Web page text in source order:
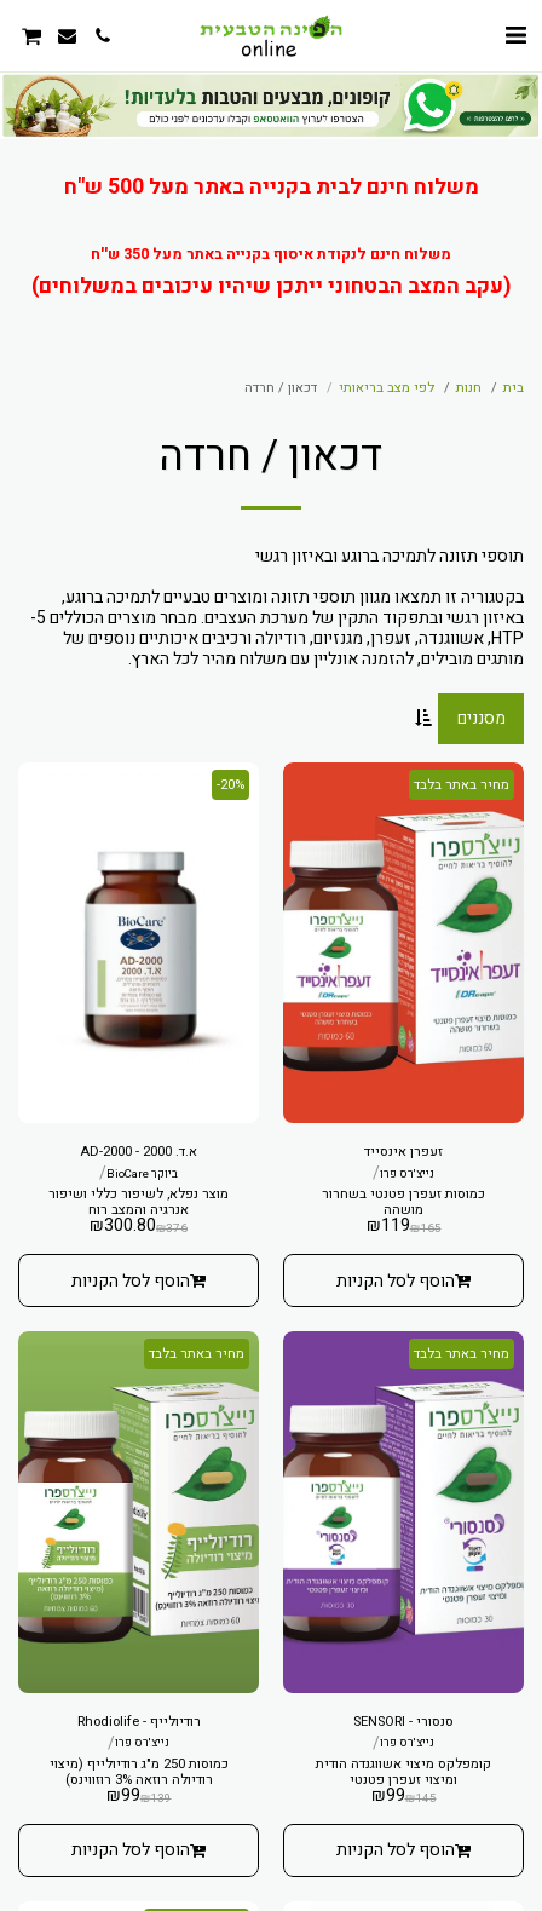
משלוח חינם לבית בקנייה באתר מעל 500 ש"ח
משלוח חינם לנקודת איסוף בקנייה באתר מעל 350 ש''ח
(עקב המצב הבטחוני ייתכן שיהיו עיכובים במשלוחים)
בית חנות לפי מצב בריאותי דכאון / חרדה
דכאון / חרדה
בקטגוריה זו תמצאו מגוון תוספי תזונה ומוצרים טבעיים לתמיכה ברוגע,
באיזון רגשי ובתפקוד התקין של מערכת העצבים. מבחר מוצרים הכוללים 5-
HTP, אשווגנדה, זעפרן, מגנזיום, רודיולה ורכיבים איכותיים נוספים של
מותגים מובילים, להזמנה אונליין עם משלוח מהיר לכל הארץ.
מסננים
מחיר באתר בלבד
זעפרן אינסייד
נייצ'רס פרו/
כמוסות זעפרן פטנטי בשחרור
מושהה
₪165
₪119
הוסף לסל הקניות
20%-
א.ד. 2000 - AD-2000
ביוקר BioCare /
מוצר נפלא, לשיפור כללי ושיפור
אנרגיה והמצב רוח
₪376
₪300.80
הוסף לסל הקניות
מחיר באתר בלבד
סנסורי - SENSORI
נייצ'רס פרו/
קומפלקס מיצוי אשווגנדה הודית
ומיצוי זעפרן פטנטי
₪145
₪99
הוסף לסל הקניות
מחיר באתר בלבד
רודיולייף - Rhodiolife
נייצ'רס פרו/
כמוסות 250 מ"ג רודיולייף (מיצוי
רודיולה רוזאה 3% רוזווינס)
₪139
₪99
הוסף לסל הקניות